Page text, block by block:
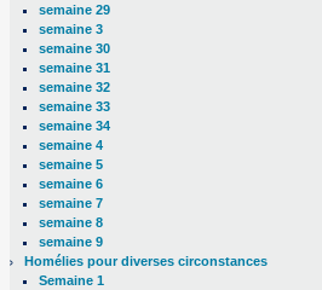
semaine 29
semaine 3
semaine 30
semaine 31
semaine 32
semaine 33
semaine 34
semaine 4
semaine 5
semaine 6
semaine 7
semaine 8
semaine 9
Homélies pour diverses circonstances
Semaine 1